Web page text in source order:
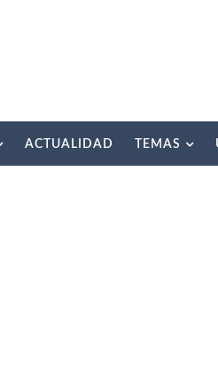
ACTUALIDAD TEMAS